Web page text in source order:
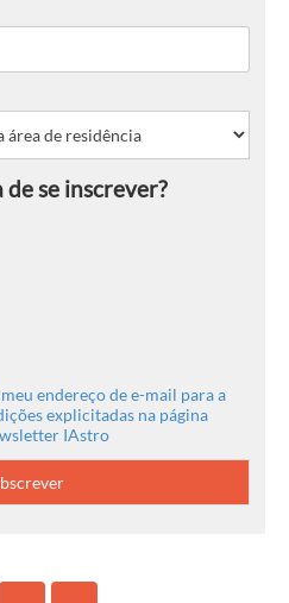
endereço de e-mail para a
explicitadas na página
IAstro